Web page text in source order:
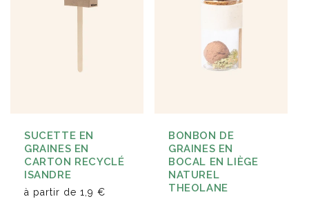
SUCETTE EN
GRAINES EN
CARTON RECYCLÉ
ISANDRE
à partir de 1,9 €
BONBON DE
GRAINES EN
BOCAL EN LIÈGE
NATUREL
THEOLANE